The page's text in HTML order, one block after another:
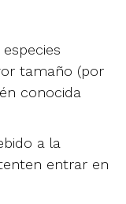
tamaño (por
conocida
a la
entrar en